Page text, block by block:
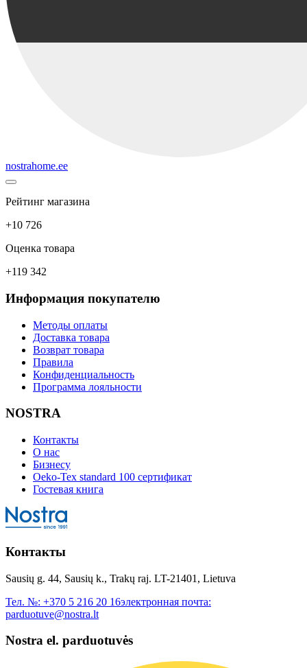
nostrahome.ee
Рейтинг магазина
+10 726
Оценка товара
+119 342
Информация покупателю
Методы оплаты
Доставка товара
Возврат товара
Правила
Конфиденциальность
Программа лояльности
NOSTRA
Контакты
О нас
Бизнесу
Oeko-Tex standard 100 сертификат
Гостевая книга
Контакты
Sausių g. 44, Sausių k., Trakų raj. LT-21401, Lietuva
Тел. №: +370 5 216 20 16электронная почта:
parduotuve@nostra.lt
Nostra el. parduotuvės